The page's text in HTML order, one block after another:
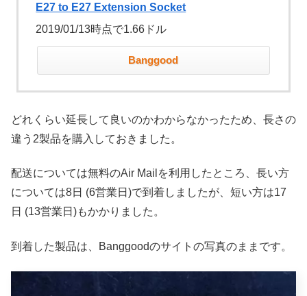
E27 to E27 Extension Socket
2019/01/13時点で1.66ドル
Banggood
どれくらい延長して良いのかわからなかったため、長さの
違う2製品を購入しておきました。
配送については無料のAir Mailを利用したところ、長い方
については8日 (6営業日)で到着しましたが、短い方は17
日 (13営業日)もかかりました。
到着した製品は、Banggoodのサイトの写真のままです。